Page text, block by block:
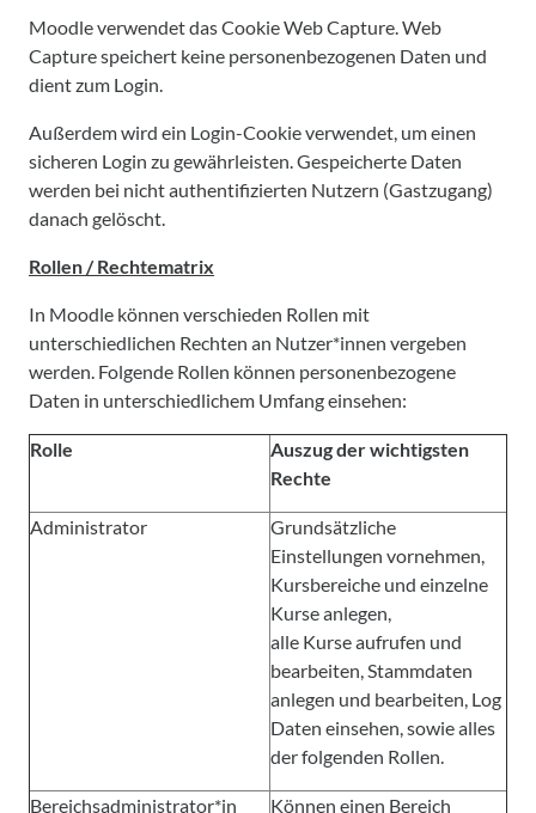
Moodle verwendet das Cookie Web Capture. Web
Capture speichert keine personenbezogenen Daten und
dient zum Login.
Außerdem wird ein Login-Cookie verwendet, um einen
sicheren Login zu gewährleisten. Gespeicherte Daten
werden bei nicht authentifizierten Nutzern (Gastzugang)
danach gelöscht.
Rollen / Rechtematrix
In Moodle können verschieden Rollen mit
unterschiedlichen Rechten an Nutzer*innen vergeben
werden. Folgende Rollen können personenbezogene
Daten in unterschiedlichem Umfang einsehen:
Rolle
Auszug der wichtigsten
Rechte
Administrator
Grundsätzliche
Einstellungen vornehmen,
Kursbereiche und einzelne
Kurse anlegen,
alle Kurse aufrufen und
bearbeiten, Stammdaten
anlegen und bearbeiten, Log
Daten einsehen, sowie alles
der folgenden Rollen.
Bereichsadministrator*in Können einen Bereich